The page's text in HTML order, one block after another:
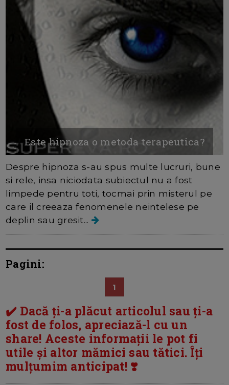
Este hipnoza o metoda terapeutica?
Despre hipnoza s-au spus multe lucruri, bune
si rele, insa niciodata subiectul nu a fost
limpede pentru toti, tocmai prin misterul pe
care il creeaza fenomenele neintelese pe
deplin sau gresit...
Pagini:
1
✔️ Dacă ți-a plăcut articolul sau ți-a
fost de folos, apreciază-l cu un
share! Aceste informații le pot fi
utile și altor mămici sau tătici. Îți
mulțumim anticipat! ❣️